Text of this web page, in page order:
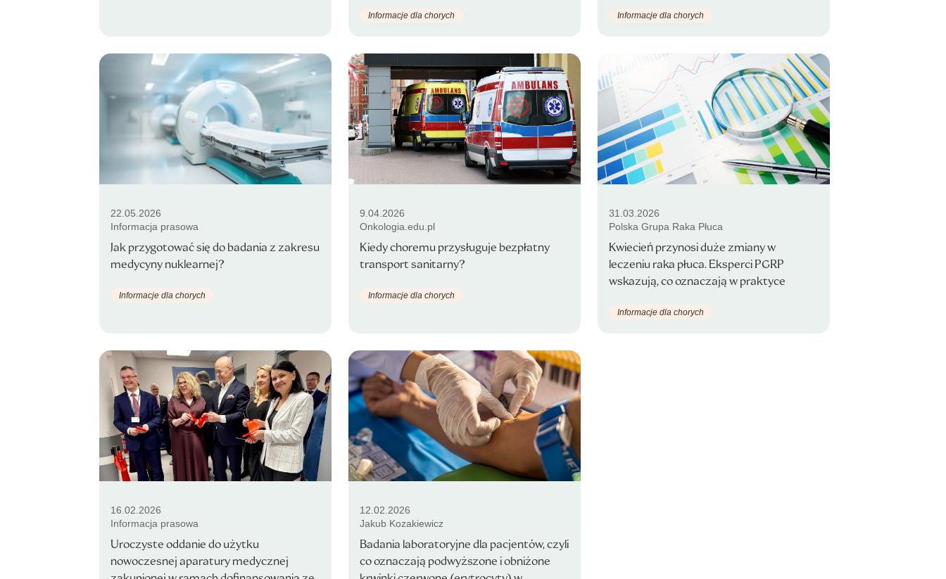
Informacje dla chorych Informacje dla chorych
22.05.2026
Informacja prasowa
Jak przygotować się do badania z zakresu
medycyny nuklearnej?
Informacje dla chorych
9.04.2026
Onkologia.edu.pl
Kiedy choremu przysługuje bezpłatny
transport sanitarny?
Informacje dla chorych
31.03.2026
Polska Grupa Raka Płuca
Kwiecień przynosi duże zmiany w
leczeniu raka płuca. Eksperci PGRP
wskazują, co oznaczają w praktyce
Informacje dla chorych
16.02.2026
Informacja prasowa
Uroczyste oddanie do użytku
nowoczesnej aparatury medycznej
12.02.2026
Jakub Kozakiewicz
Badania laboratoryjne dla pacjentów, czyli
co oznaczają podwyższone i obniżone